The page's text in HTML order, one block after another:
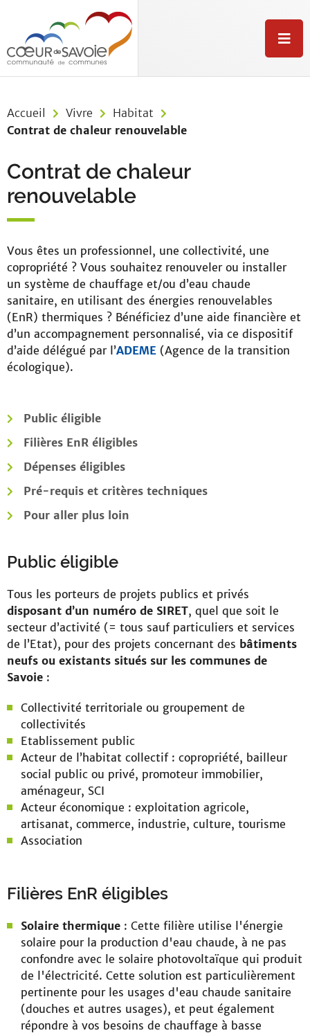
Aller à la recherche
M
e
Accueil
Vivre
Habitat
Contrat de chaleur renouvelable
Contrat de chaleur
renouvelable
Vous êtes un professionnel, une collectivité, une
copropriété ? Vous souhaitez renouveler ou installer
un système de chauffage et/ou d’eau chaude
sanitaire, en utilisant des énergies renouvelables
(EnR) thermiques ? Bénéficiez d’une aide financière et
d’un accompagnement personnalisé, via ce dispositif
d’aide délégué par l’ADEME (Agence de la transition
écologique).
Public éligible
Filières EnR éligibles
Dépenses éligibles
Pré-requis et critères techniques
Pour aller plus loin
Public éligible
Tous les porteurs de projets publics et privés
disposant d’un numéro de SIRET, quel que soit le
secteur d’activité (= tous sauf particuliers et services
de l’Etat), pour des projets concernant des bâtiments
neufs ou existants situés sur les communes de
Savoie :
Collectivité territoriale ou groupement de
collectivités
Etablissement public
Acteur de l’habitat collectif : copropriété, bailleur
social public ou privé, promoteur immobilier,
aménageur, SCI
Acteur économique : exploitation agricole,
artisanat, commerce, industrie, culture, tourisme
Association
Filières EnR éligibles
Solaire thermique : Cette filière utilise l'énergie
solaire pour la production d'eau chaude, à ne pas
confondre avec le solaire photovoltaïque qui produit
de l'électricité. Cette solution est particulièrement
pertinente pour les usages d'eau chaude sanitaire
(douches et autres usages), et peut également
répondre à vos besoins de chauffage à basse